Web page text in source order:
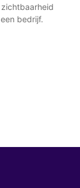
bedrijf.